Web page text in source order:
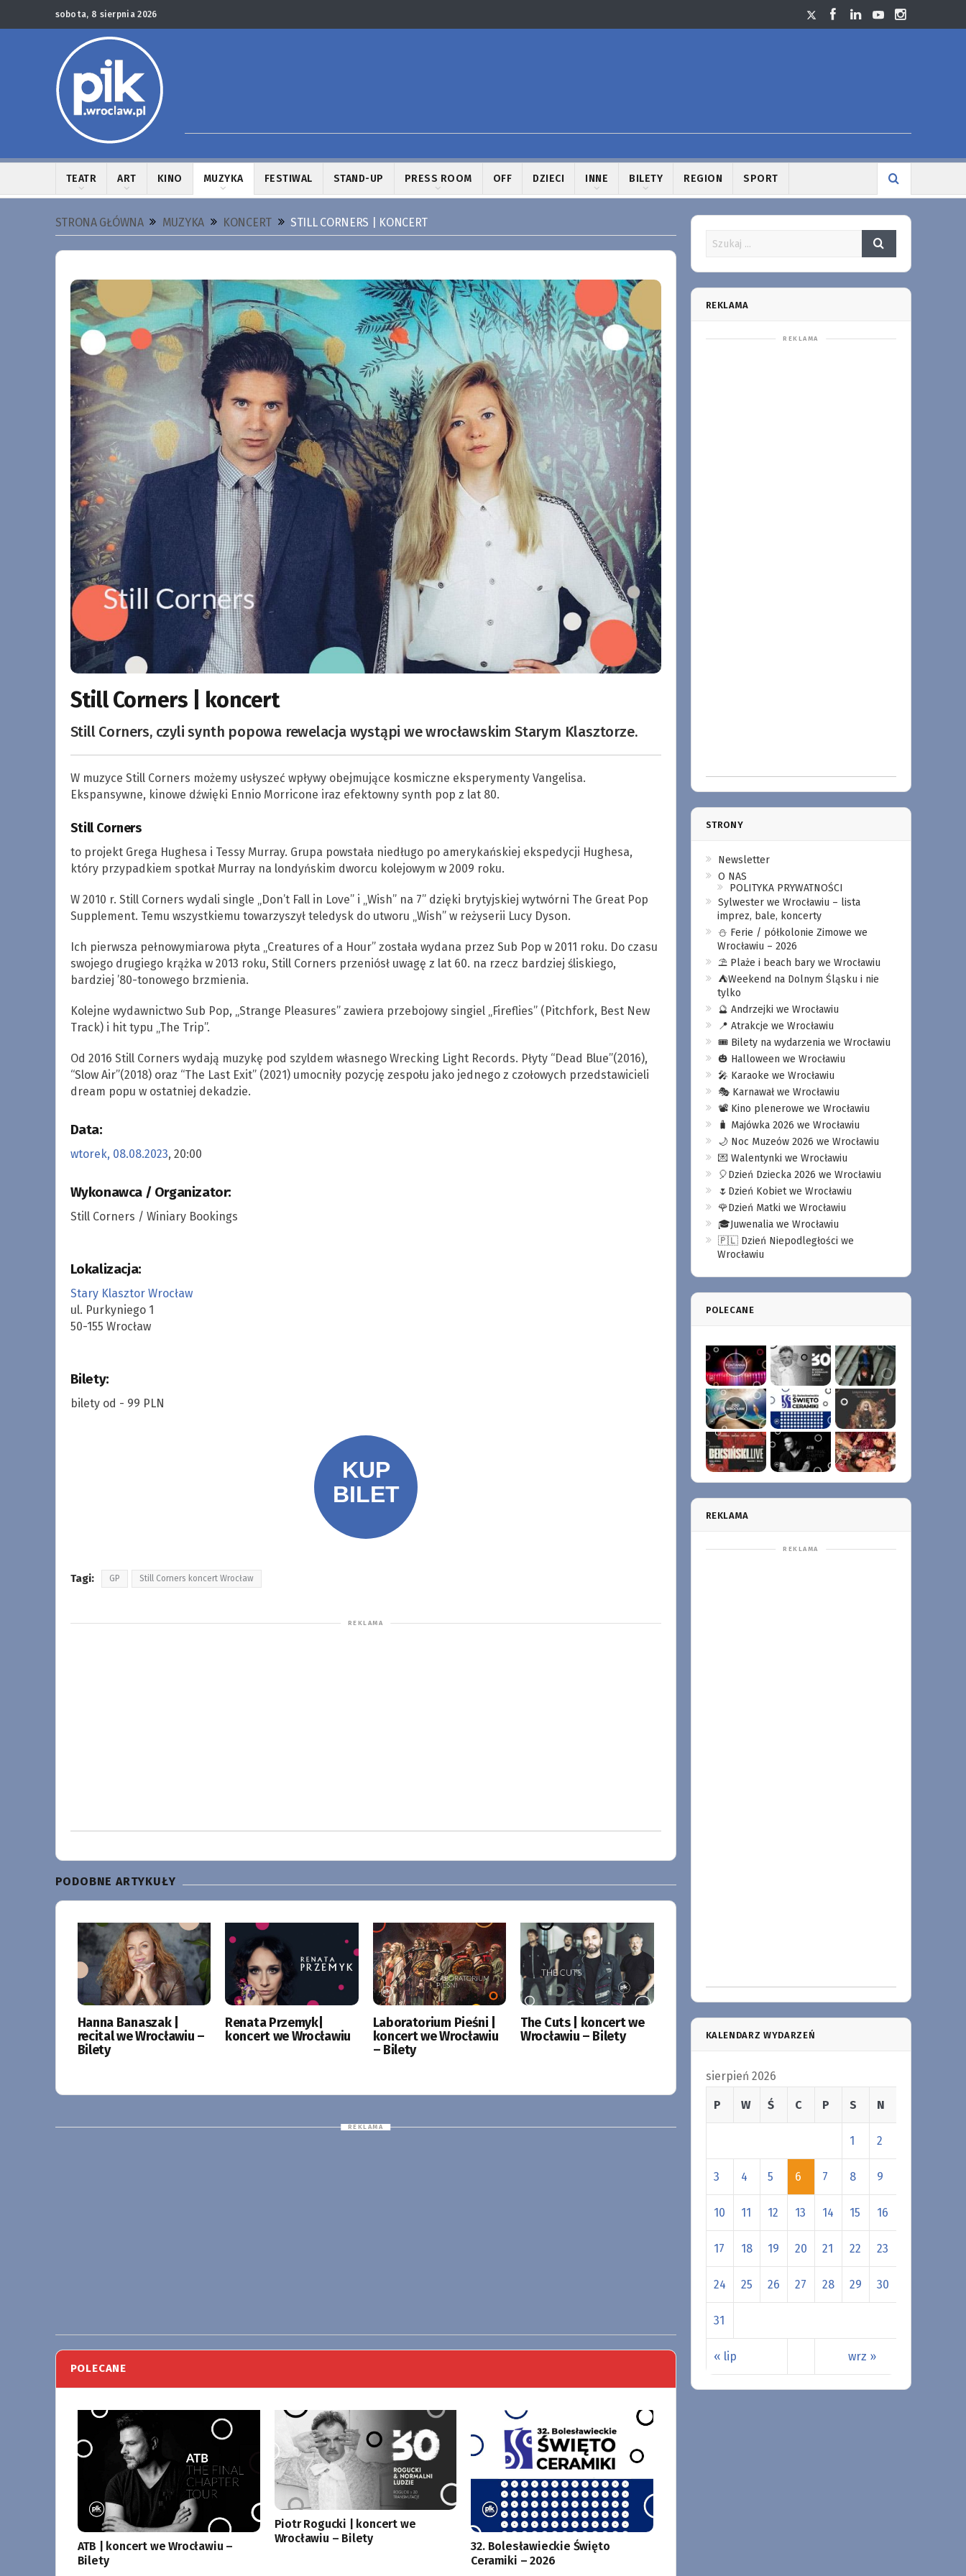
sobota, 8 sierpnia 2026
TEATR ART KINO MUZYKA FESTIWAL STAND-UP PRESS ROOM OFF DZIECI INNE BILETY REGION SPORT
STRONA GŁÓWNA MUZYKA KONCERT STILL CORNERS | KONCERT
Still Corners | koncert
Still Corners, czyli synth popowa rewelacja wystąpi we wrocławskim Starym Klasztorze.
W muzyce Still Corners możemy usłyszeć wpływy obejmujące kosmiczne eksperymenty Vangelisa.
Ekspansywne, kinowe dźwięki Ennio Morricone iraz efektowny synth pop z lat 80.
Still Corners
to projekt Grega Hughesa i Tessy Murray. Grupa powstała niedługo po amerykańskiej ekspedycji Hughesa,
który przypadkiem spotkał Murray na londyńskim dworcu kolejowym w 2009 roku.
W 2010 r. Still Corners wydali single „Don’t Fall in Love” i „Wish” na 7” dzięki brytyjskiej wytwórni The Great Pop
Supplement. Temu wszystkiemu towarzyszył teledysk do utworu „Wish” w reżyserii Lucy Dyson.
Ich pierwsza pełnowymiarowa płyta „Creatures of a Hour” została wydana przez Sub Pop w 2011 roku. Do czasu
swojego drugiego krążka w 2013 roku, Still Corners przeniósł uwagę z lat 60. na rzecz bardziej śliskiego,
bardziej ’80-tonowego brzmienia.
Kolejne wydawnictwo Sub Pop, „Strange Pleasures” zawiera przebojowy singiel „Fireflies” (Pitchfork, Best New
Track) i hit typu „The Trip”.
Od 2016 Still Corners wydają muzykę pod szyldem własnego Wrecking Light Records. Płyty “Dead Blue”(2016),
“Slow Air”(2018) oraz “The Last Exit” (2021) umocniły pozycję zespołu jako jednego z czołowych przedstawicieli
dream popu w ostatniej dekadzie.
Data:
wtorek, 08.08.2023, 20:00
Wykonawca / Organizator:
Still Corners / Winiary Bookings
Lokalizacja:
Stary Klasztor Wrocław
ul. Purkyniego 1
50-155 Wrocław
Bilety:
bilety od - 99 PLN
Tagi: GP Still Corners koncert Wrocław
PODOBNE ARTYKUŁY
Hanna Banaszak |
recital we Wrocławiu –
Bilety
Renata Przemyk|
koncert we Wrocławiu
Laboratorium Pieśni |
koncert we Wrocławiu
– Bilety
The Cuts | koncert we
Wrocławiu – Bilety
POLECANE
ATB | koncert we Wrocławiu –
Bilety
Piotr Rogucki | koncert we
Wrocławiu – Bilety
32. Bolesławieckie Święto
Ceramiki – 2026
REKLAMA
STRONY
Newsletter
O NAS
POLITYKA PRYWATNOŚCI
Sylwester we Wrocławiu – lista
imprez, bale, koncerty
⛄️ Ferie / półkolonie Zimowe we
Wrocławiu – 2026
⛱️ Plaże i beach bary we Wrocławiu
⛺️Weekend na Dolnym Śląsku i nie
tylko
🔮 Andrzejki we Wrocławiu
📍 Atrakcje we Wrocławiu
🎟️ Bilety na wydarzenia we Wrocławiu
🎃 Halloween we Wrocławiu
🎤 Karaoke we Wrocławiu
🎭 Karnawał we Wrocławiu
📽️ Kino plenerowe we Wrocławiu
🧳 Majówka 2026 we Wrocławiu
🌙 Noc Muzeów 2026 we Wrocławiu
💌 Walentynki we Wrocławiu
🎈Dzień Dziecka 2026 we Wrocławiu
🌷Dzień Kobiet we Wrocławiu
🌹Dzień Matki we Wrocławiu
🎓Juwenalia we Wrocławiu
🇵🇱 Dzień Niepodległości we
Wrocławiu
POLECANE
REKLAMA
KALENDARZ WYDARZEŃ
sierpień 2026
P W Ś C P S N
« lip wrz »
1 2
3 4 5 6 7 8 9
10 11 12 13 14 15 16
17 18 19 20 21 22 23
24 25 26 27 28 29 30
31